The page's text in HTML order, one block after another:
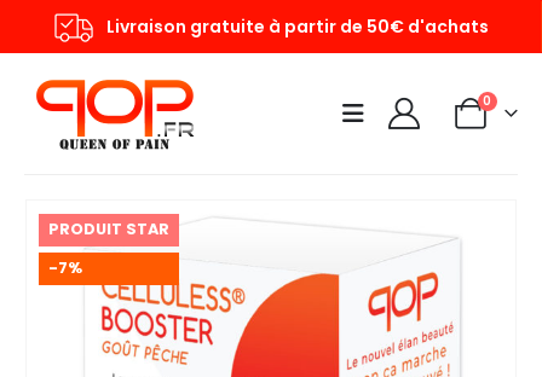
Livraison gratuite à partir de 50€ d'achats
0
PRODUIT STAR
-7%